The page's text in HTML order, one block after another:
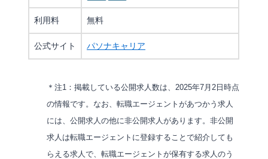
利用料 無料
公式サイト パソナキャリア
＊注1：掲載している公開求人数は、2025年7月2日時点
の情報です。なお、転職エージェントがあつかう求人
には、公開求人の他に非公開求人があります。非公開
求人は転職エージェントに登録することで紹介しても
らえる求人で、転職エージェントが保有する求人のう